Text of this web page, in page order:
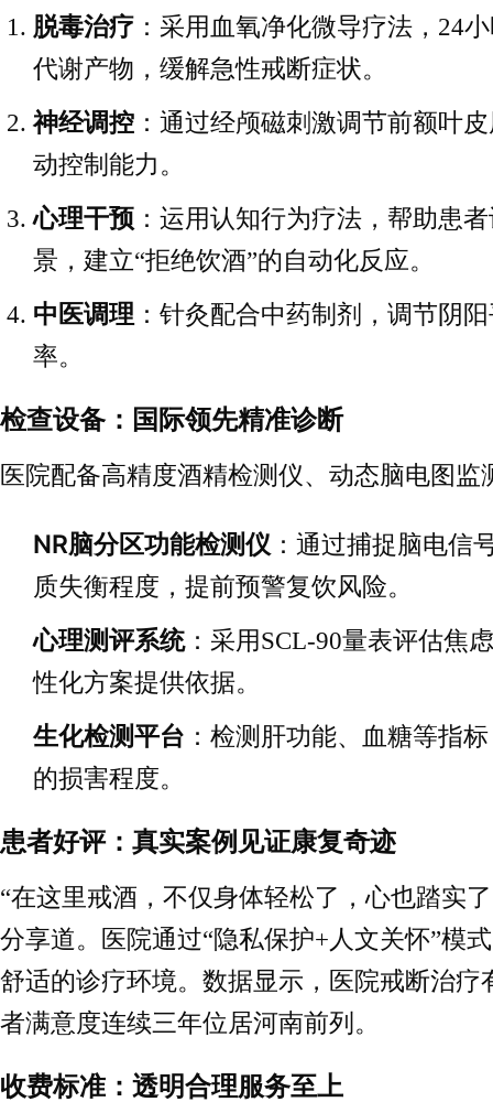
脱毒治疗 ：采用血氧净化微导疗法，24
代谢产物，缓解急性戒断症状。
神经调控 ：通过经颅磁刺激调节前额叶
动控制能力。
心理干预 ：运用认知行为疗法，帮助患
景，建立“拒绝饮酒”的自动化反应。
中医调理 ：针灸配合中药制剂，调节阴
率。
检查设备：国际领先精准诊断
医院配备高精度酒精检测仪、动态脑电图监
NR脑分区功能检测仪 ：通过捕捉脑电信
质失衡程度，提前预警复饮风险。
心理测评系统：采用SCL-90量表评估焦
性化方案提供依据。
生化检测平台 ：检测肝功能、血糖等指
的损害程度。
患者好评：真实案例见证康复奇迹
“在这里戒酒，不仅身体轻松了，心也踏实
分享道。医院通过“隐私保护+人文关怀”模
舒适的诊疗环境。数据显示，医院戒断治疗
者满意度连续三年位居河南前列。
收费标准：透明合理服务至上